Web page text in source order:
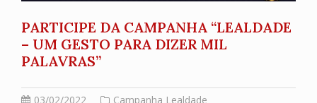
PARTICIPE DA CAMPANHA “LEALDADE
– UM GESTO PARA DIZER MIL
PALAVRAS”
03/02/2022 Campanha Lealdade